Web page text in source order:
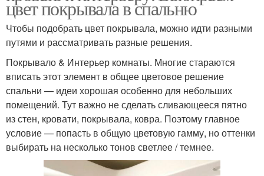
цвет покрывала в спальню
Чтобы подобрать цвет покрывала, можно идти разными
путями и рассматривать разные решения.
Покрывало & Интерьер комнаты. Многие стараются
вписать этот элемент в общее цветовое решение
спальни — идеи хорошая особенно для небольших
помещений. Тут важно не сделать сливающееся пятно
из стен, кровати, покрывала, ковра. Поэтому главное
условие — попасть в общую цветовую гамму, но оттенки
выбирать на несколько тонов светлее / темнее.